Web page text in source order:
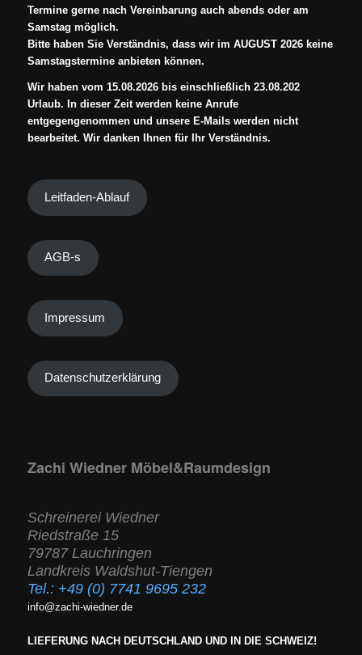
Termine gerne nach Vereinbarung auch abends oder am
Samstag möglich.
Bitte haben Sie Verständnis, dass wir im AUGUST 2026 keine
Samstagstermine anbieten können.
Wir haben vom 15.08.2026 bis einschließlich 23.08.202
Urlaub. In dieser Zeit werden keine Anrufe
entgegengenommen und unsere E-Mails werden nicht
bearbeitet. Wir danken Ihnen für Ihr Verständnis.
Leitfaden-Ablauf
AGB-s
Impressum
Datenschutzerklärung
Zachi Wiedner Möbel&Raumdesign
Schreinerei Wiedner
Riedstraße 15
79787 Lauchringen
Landkreis Waldshut-Tiengen
Tel.: +49 (0) 7741 9695 232
info@zachi-wiedner.de
LIEFERUNG NACH DEUTSCHLAND UND IN DIE SCHWEIZ!